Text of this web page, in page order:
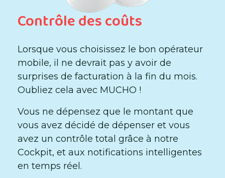
Contrôle des coûts
Lorsque vous choisissez le bon opérateur
mobile, il ne devrait pas y avoir de
surprises de facturation à la fin du mois.
Oubliez cela avec MUCHO !
Vous ne dépensez que le montant que
vous avez décidé de dépenser et vous
avez un contrôle total grâce à notre
Cockpit, et aux notifications intelligentes
en temps réel.